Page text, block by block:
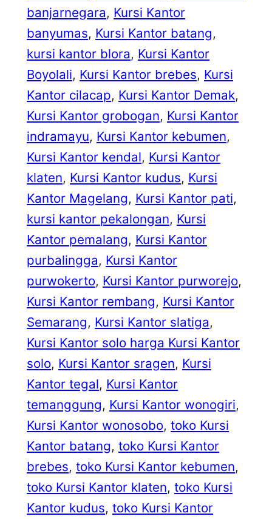
banjarnegara, Kursi Kantor
banyumas, Kursi Kantor batang
kursi kantor blora, Kursi Kantor
Boyolali, Kursi Kantor brebes, Kursi
Kantor cilacap, Kursi Kantor Demak
Kursi Kantor grobogan, Kursi Kantor
indramayu, Kursi Kantor kebumen
Kursi Kantor kendal, Kursi Kantor
klaten, Kursi Kantor kudus, Kursi
Kantor Magelang, Kursi Kantor pati
kursi kantor pekalongan, Kursi
Kantor pemalang, Kursi Kantor
purbalingga, Kursi Kantor
purwokerto, Kursi Kantor purworejo
Kursi Kantor rembang, Kursi Kantor
Semarang, Kursi Kantor slatiga
Kursi Kantor solo harga Kursi Kantor
solo, Kursi Kantor sragen, Kursi
Kantor tegal, Kursi Kantor
temanggung, Kursi Kantor wonogiri
Kursi Kantor wonosobo, toko Kursi
Kantor batang, toko Kursi Kantor
brebes, toko Kursi Kantor kebumen
toko Kursi Kantor klaten, toko Kursi
Kantor kudus, toko Kursi Kantor